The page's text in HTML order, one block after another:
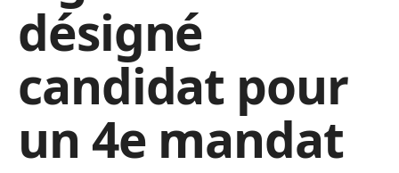
désigné
candidat pour
un 4e mandat